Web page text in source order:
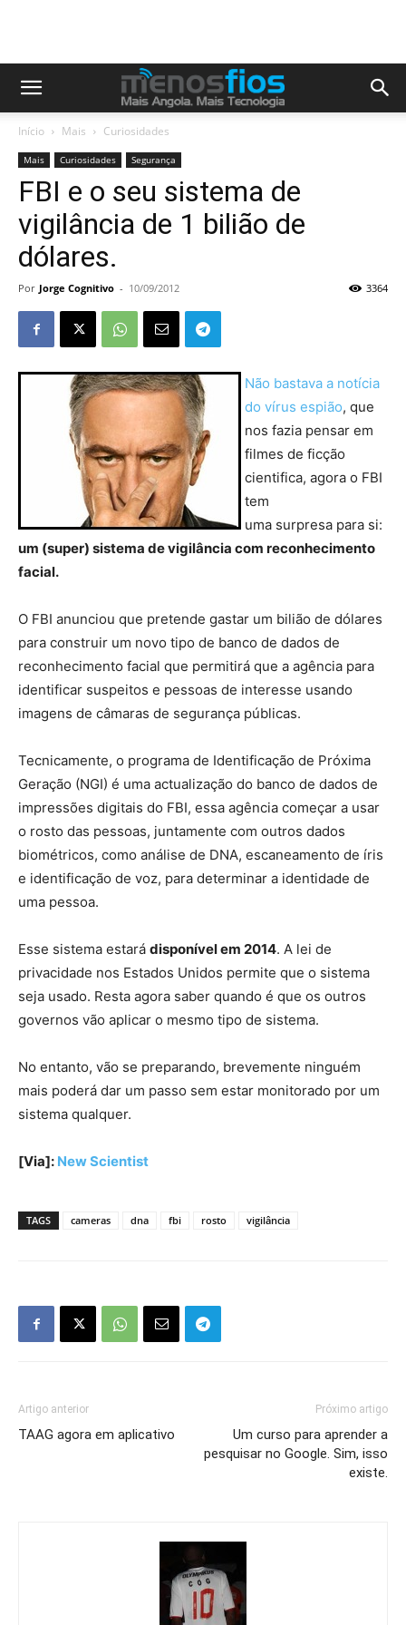
Início Mais Curiosidades
Mais Curiosidades Segurança
FBI e o seu sistema de
vigilância de 1 bilião de
dólares.
Por Jorge Cognitivo - 10/09/2012 3364
Não bastava a notícia
do vírus espião, que
nos fazia pensar em
filmes de ficção
cientifica, agora o FBI
tem
uma surpresa para si:
um (super) sistema de vigilância com reconhecimento
facial.
O FBI anunciou que pretende gastar um bilião de dólares
para construir um novo tipo de banco de dados de
reconhecimento facial que permitirá que a agência para
identificar suspeitos e pessoas de interesse usando
imagens de câmaras de segurança públicas.
Tecnicamente, o programa de Identificação de Próxima
Geração (NGI) é uma actualização do banco de dados de
impressões digitais do FBI, essa agência começar a usar
o rosto das pessoas, juntamente com outros dados
biométricos, como análise de DNA, escaneamento de íris
e identificação de voz, para determinar a identidade de
uma pessoa.
Esse sistema estará disponível em 2014. A lei de
privacidade nos Estados Unidos permite que o sistema
seja usado. Resta agora saber quando é que os outros
governos vão aplicar o mesmo tipo de sistema.
No entanto, vão se preparando, brevemente ninguém
mais poderá dar um passo sem estar monitorado por um
sistema qualquer.
[Via]: New Scientist
TAGS cameras dna fbi rosto vigilância
Artigo anterior
TAAG agora em aplicativo
Próximo artigo
Um curso para aprender a
pesquisar no Google. Sim, isso
existe.